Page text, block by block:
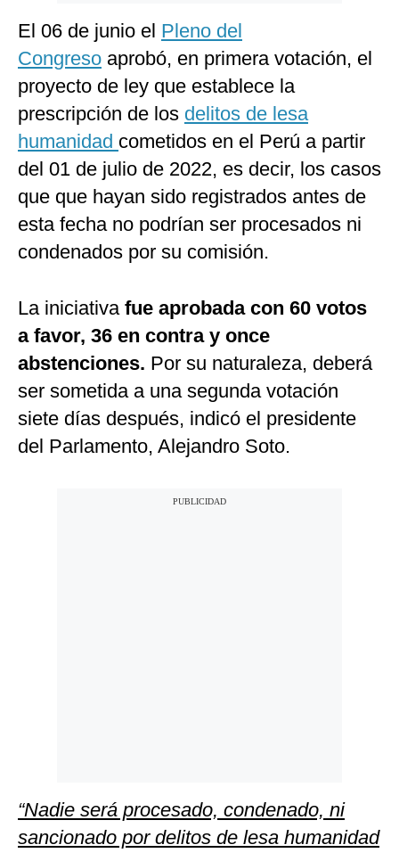
El 06 de junio el Pleno del
Congreso aprobó, en primera votación, el
proyecto de ley que establece la
prescripción de los delitos de lesa
humanidad cometidos en el Perú a partir
del 01 de julio de 2022, es decir, los casos
que que hayan sido registrados antes de
esta fecha no podrían ser procesados ni
condenados por su comisión.
La iniciativa fue aprobada con 60 votos
a favor, 36 en contra y once
abstenciones. Por su naturaleza, deberá
ser sometida a una segunda votación
siete días después, indicó el presidente
del Parlamento, Alejandro Soto.
“Nadie será procesado, condenado, ni
sancionado por delitos de lesa humanidad